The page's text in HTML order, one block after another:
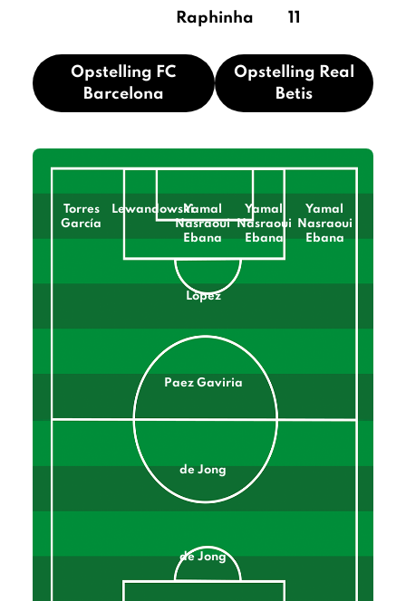
Raphinha 11
Opstelling FC
Barcelona
Opstelling Real
Betis
Torres
García
LewandowskiYamal
Nasraoui
Ebana
Yamal
Nasraoui
Ebana
Yamal
Nasraoui
Ebana
López
Paez Gaviria
de Jong
de Jong